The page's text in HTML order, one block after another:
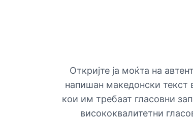
Откријте ја моќта на
напишан македонски текст
кои им требаат гласовни
висококвалитетни